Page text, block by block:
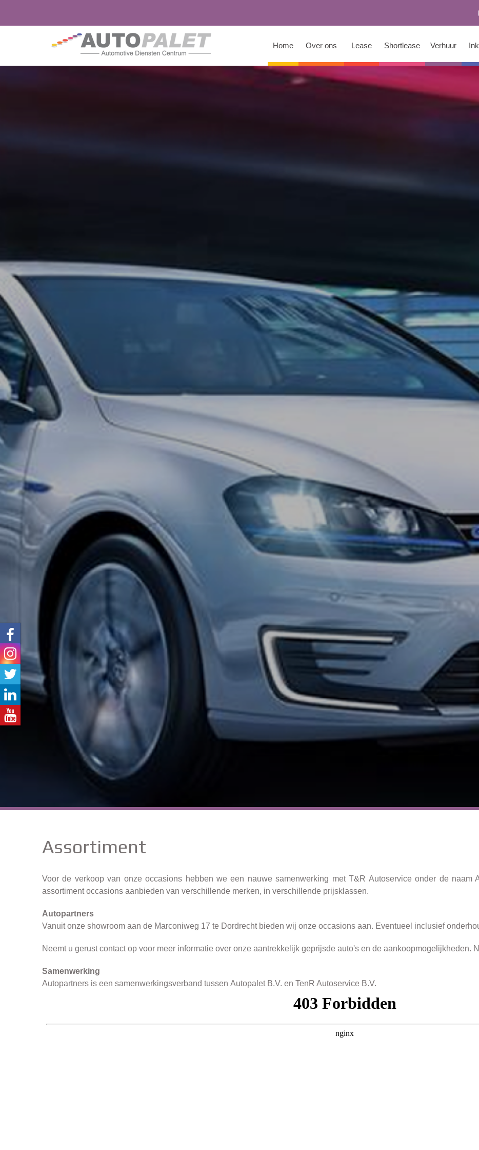
Home Over ons Lease Shortlease Verhuur
Assortiment
Voor de verkoop van onze occasions hebben we een nauwe samenwerking met T&R Autoservice onder de naam
assortiment occasions aanbieden van verschillende merken, in verschillende prijsklassen.
Autopartners
Vanuit onze showroom aan de Marconiweg 17 te Dordrecht bieden wij onze occasions aan. Eventueel inclusief
Neemt u gerustcontactop voor meer informatie over onze aantrekkelijk geprijsde auto's en de aankoopmogelijkheden.
Samenwerking
Autopartners is een samenwerkingsverband tussen Autopalet B.V. en TenR Autoservice B.V.